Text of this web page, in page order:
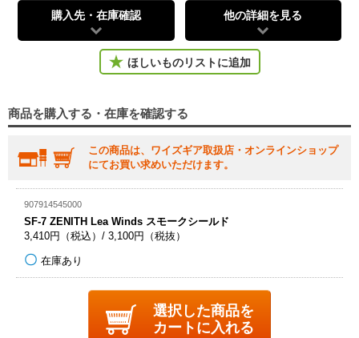
購入先・在庫確認 他の詳細を見る
ほしいものリストに追加
商品を購入する・在庫を確認する
この商品は、ワイズギア取扱店・オンラインショップ
にてお買い求めいただけます。
907914545000
SF-7 ZENITH Lea Winds スモークシールド
3,410円（税込）/ 3,100円（税抜）
在庫あり
選択した商品を
カートに入れる